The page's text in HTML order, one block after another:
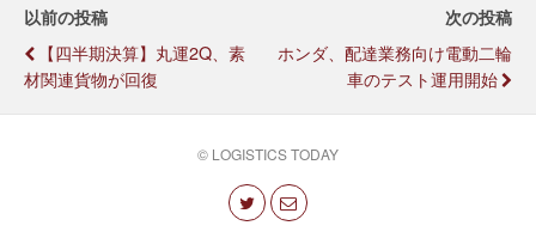
以前の投稿
【四半期決算】丸運2Q、素
材関連貨物が回復
次の投稿
ホンダ、配達業務向け電動二輪
車のテスト運用開始
© LOGISTICS TODAY